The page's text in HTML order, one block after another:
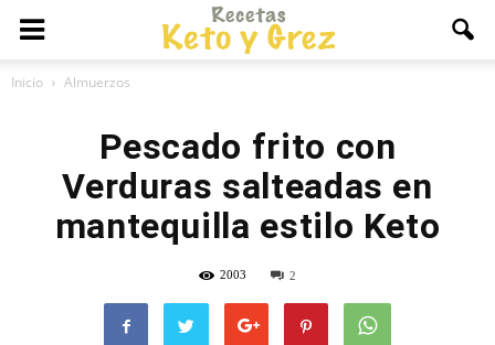
Inicio Almuerzos
Pescado frito con
Verduras salteadas en
mantequilla estilo Keto
2003 2